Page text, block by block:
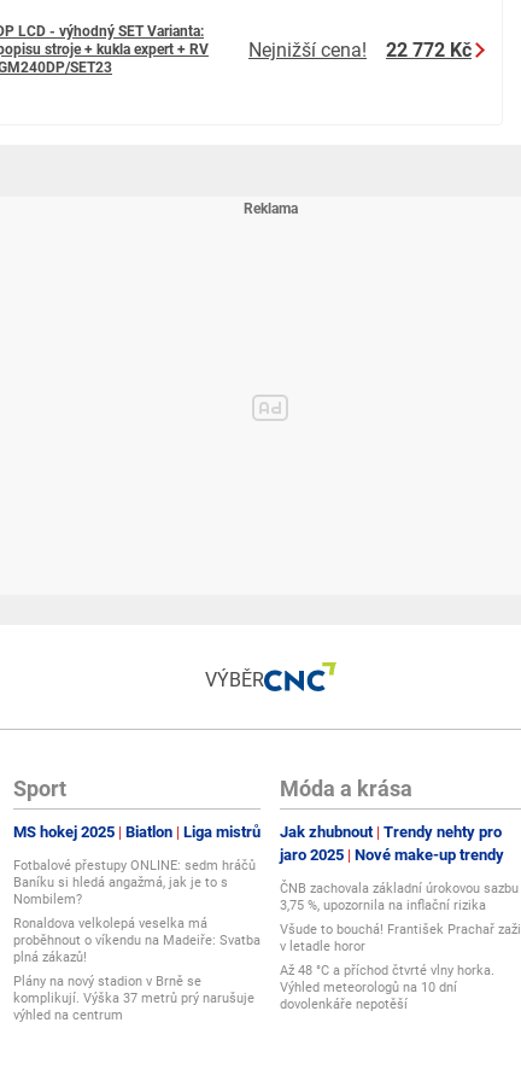
stroje + RV CO2 + kukla eco
stroje + RV CO2 + kukla profi
stroje + kukla profi + RV CO2 + lahev CO2 plná
u nás na blogu o sváření.
LCD - výhodný SET Varianta:
stroje + kukla expert + RV
SET23
Nejnižší cena! 22 772 Kč
VÝBĚR
Sport
MS hokej 2025 Biatlon Liga mistrů
Fotbalové přestupy ONLINE: sedm hráčů
Baníku si hledá angažmá, jak je to s
Nombilem?
Ronaldova velkolepá veselka má
proběhnout o víkendu na Madeiře: Svatba
plná zákazů!
Plány na nový stadion v Brně se
komplikují. Výška 37 metrů prý narušuje
výhled na centrum
Móda a krása
Jak zhubnout Trendy nehty pro
jaro 2025 Nové make-up trendy
ČNB zachovala základní úrokovou sazbu
3,75 %, upozornila na inflační rizika
Všude to bouchá! František Prachař zažil
v letadle horor
Až 48 °C a příchod čtvrté vlny horka.
Výhled meteorologů na 10 dní
dovolenkáře nepotěší